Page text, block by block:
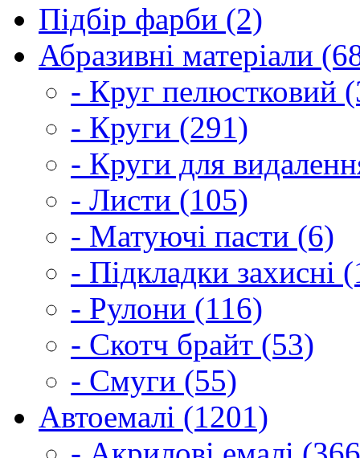
Підбір фарби (2)
Абразивні матеріали
- Круг пелюстковий
- Круги (291)
- Круги для
- Листи (105)
- Матуючі пасти (6)
- Підкладки захисні
- Рулони (116)
- Скотч брайт (53)
- Смуги (55)
Автоемалі (1201)